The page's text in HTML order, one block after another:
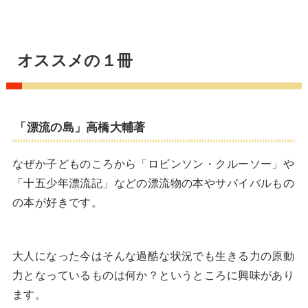
オススメの１冊
「漂流の島」高橋大輔著
なぜか子どものころから「ロビンソン・クルーソー」や
「十五少年漂流記」などの漂流物の本やサバイバルもの
の本が好きです。
大人になった今はそんな過酷な状況でも生きる力の原動
力となっているものは何か？というところに興味があり
ます。